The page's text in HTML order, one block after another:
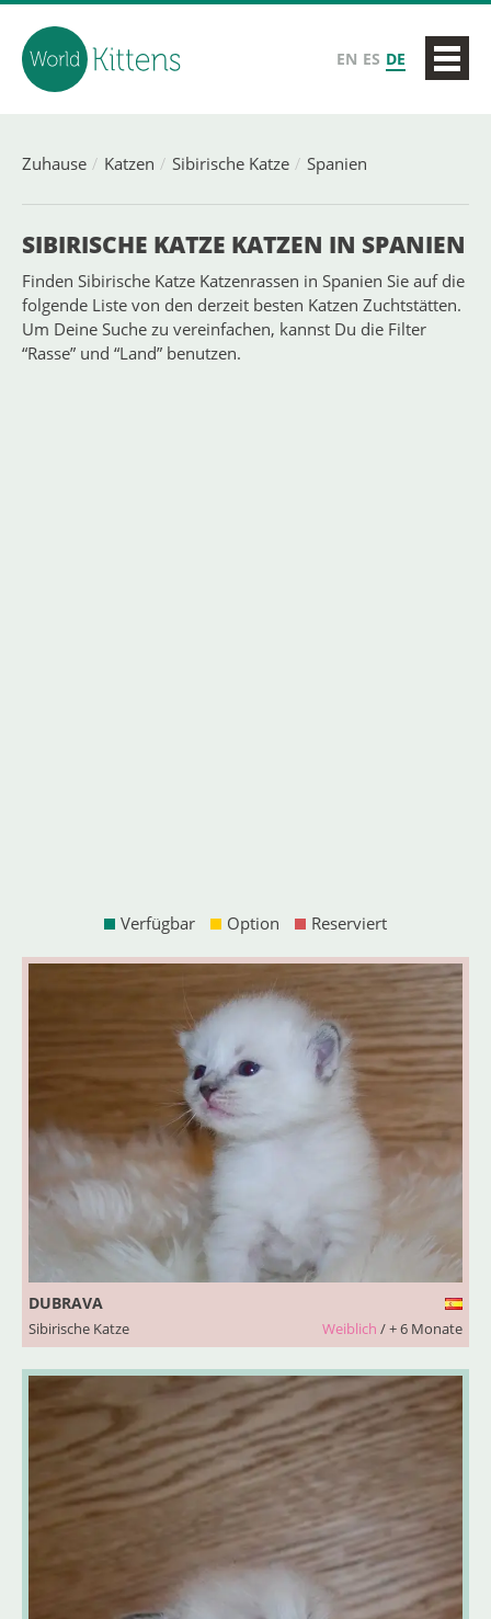
EN ES DE
Zuhause Katzen Sibirische Katze Spanien
SIBIRISCHE KATZE KATZEN IN SPANIEN
Finden Sibirische Katze Katzenrassen in Spanien Sie auf die
folgende Liste von den derzeit besten Katzen Zuchtstätten.
Um Deine Suche zu vereinfachen, kannst Du die Filter
“Rasse” und “Land” benutzen.
Verfügbar Option Reserviert
DUBRAVA
Sibirische Katze Weiblich / + 6 Monate